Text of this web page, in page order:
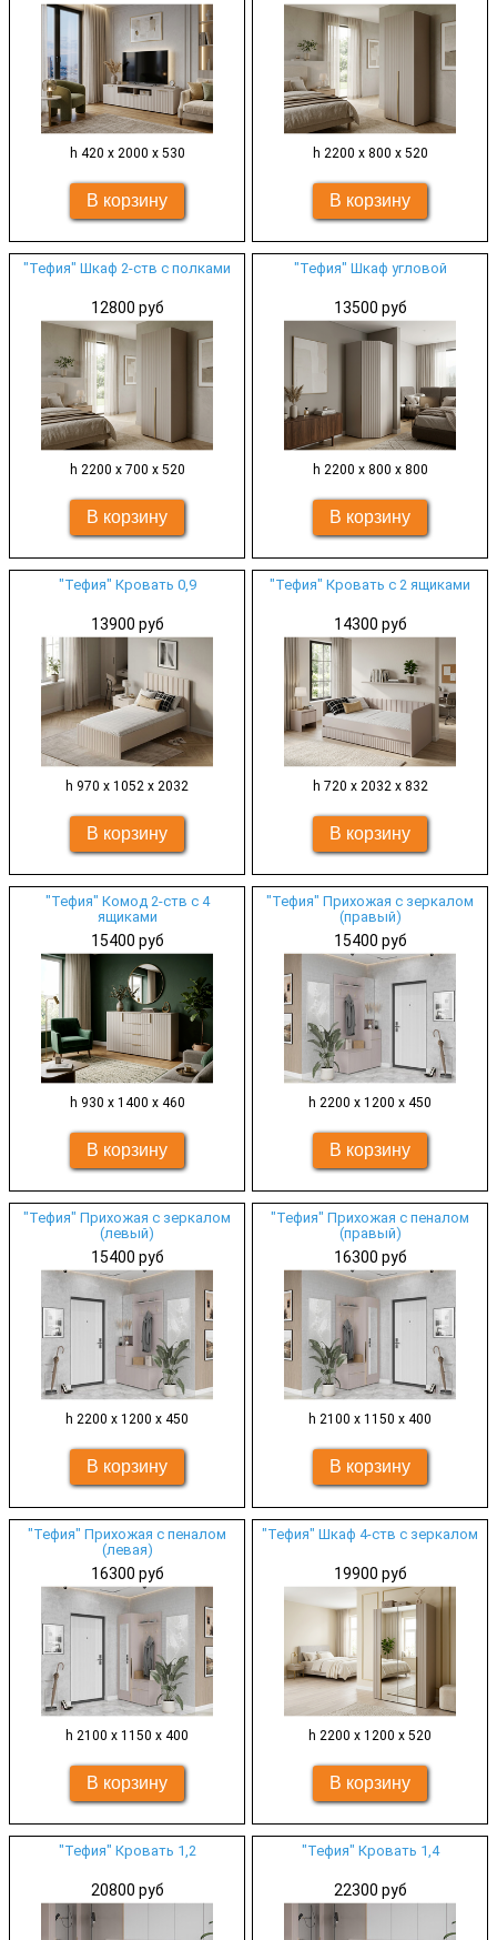
h 420 х 2000 х 530 h 2200 х 800 х 520
"Тефия" Шкаф 2-ств с полками
12800 руб
h 2200 х 700 х 520
"Тефия" Шкаф угловой
13500 руб
h 2200 х 800 х 800
"Тефия" Кровать 0,9
13900 руб
h 970 х 1052 х 2032
"Тефия" Кровать с 2 ящиками
14300 руб
h 720 х 2032 х 832
"Тефия" Комод 2-ств с 4
ящиками
15400 руб
h 930 х 1400 х 460
"Тефия" Прихожая с зеркалом
(правый)
15400 руб
h 2200 х 1200 х 450
"Тефия" Прихожая с зеркалом
(левый)
15400 руб
h 2200 х 1200 х 450
"Тефия" Прихожая с пеналом
(правый)
16300 руб
h 2100 х 1150 х 400
"Тефия" Прихожая с пеналом
(левая)
16300 руб
h 2100 х 1150 х 400
"Тефия" Шкаф 4-ств с зеркалом
19900 руб
h 2200 х 1200 х 520
"Тефия" Кровать 1,2
20800 руб
"Тефия" Кровать 1,4
22300 руб